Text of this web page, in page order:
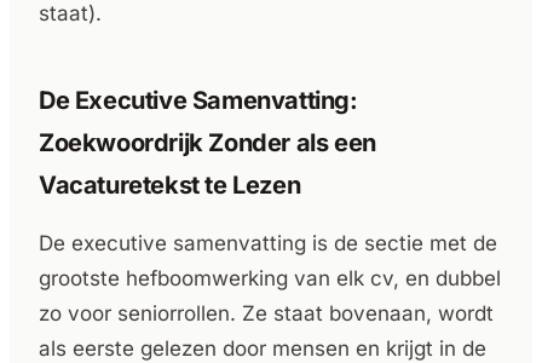
staat).
De Executive Samenvatting:
Zoekwoordrijk Zonder als een
Vacaturetekst te Lezen
De executive samenvatting is de sectie met de
grootste hefboomwerking van elk cv, en dubbel
zo voor seniorrollen. Ze staat bovenaan, wordt
als eerste gelezen door mensen en krijgt in de